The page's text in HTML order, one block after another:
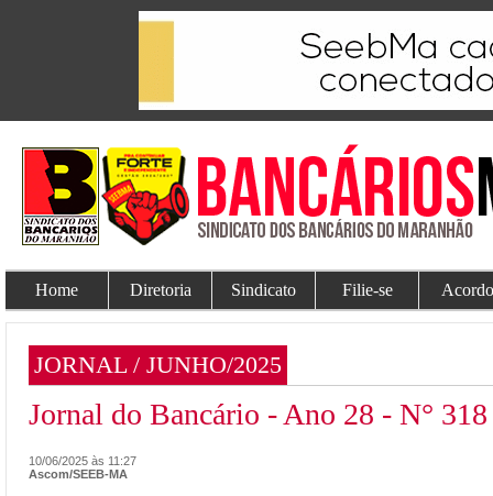
Home Diretoria Sindicato Filie-se
JORNAL / JUNHO/2025
Jornal do Bancário - Ano 28 - N° 318
10/06/2025 às 11:27
Ascom/SEEB-MA